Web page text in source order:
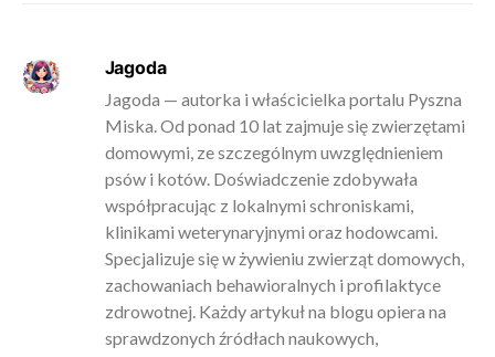
Jagoda
Jagoda — autorka i właścicielka portalu Pyszna
Miska. Od ponad 10 lat zajmuje się zwierzętami
domowymi, ze szczególnym uwzględnieniem
psów i kotów. Doświadczenie zdobywała
współpracując z lokalnymi schroniskami,
klinikami weterynaryjnymi oraz hodowcami.
Specjalizuje się w żywieniu zwierząt domowych,
zachowaniach behawioralnych i profilaktyce
zdrowotnej. Każdy artykuł na blogu opiera na
sprawdzonych źródłach naukowych,